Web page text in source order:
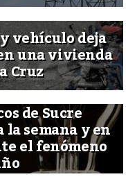
vehículo deja
una vivienda
Cruz
de Sucre
semana y en
el fenómeno